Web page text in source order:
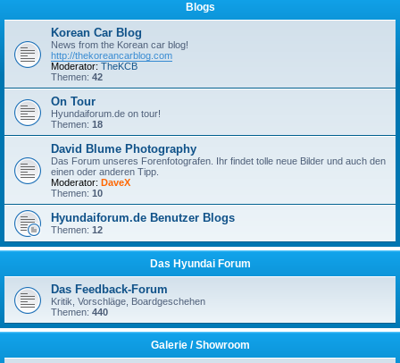
Blogs
Korean Car Blog
News from the Korean car blog!
http://thekoreancarblog.com
Moderator: TheKCB
Themen: 42
On Tour
Hyundaiforum.de on tour!
Themen: 18
David Blume Photography
Das Forum unseres Forenfotografen. Ihr findet tolle neue Bilder und auch den
einen oder anderen Tipp.
Moderator: DaveX
Themen: 10
Hyundaiforum.de Benutzer Blogs
Themen: 12
Das Hyundai Forum
Das Feedback-Forum
Kritik, Vorschläge, Boardgeschehen
Themen: 440
Galerie / Showroom